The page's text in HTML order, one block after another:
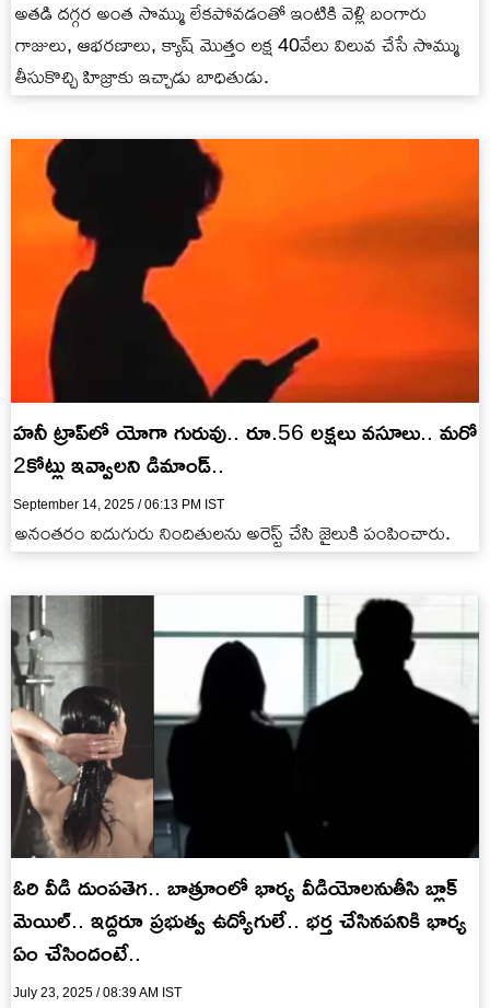
అతడి దగ్గర అంత సొమ్ము లేకపోవడంతో ఇంటికి వెళ్లి బంగారు
గాజులు, ఆభరణాలు, క్యాష్ మొత్తం లక్ష 40వేలు విలువ చేసే సొమ్ము
తీసుకొచ్చి హిజ్రాకు ఇచ్చాడు బాధితుడు.
హనీ ట్రాప్‌లో యోగా గురువు.. రూ.56 లక్షలు వసూలు.. మరో
2కోట్లు ఇవ్వాలని డిమాండ్..
September 14, 2025 / 06:13 PM IST
అనంతరం ఐదుగురు నిందితులను అరెస్ట్ చేసి జైలుకి పంపించారు.
ఓరి వీడి దుంపతెగ.. బాత్రూంలో భార్య వీడియోలనుతీసి బ్లాక్
మెయిల్.. ఇద్దరూ ప్రభుత్వ ఉద్యోగులే.. భర్త చేసినపనికి భార్య
ఏం చేసిందంటే..
July 23, 2025 / 08:39 AM IST